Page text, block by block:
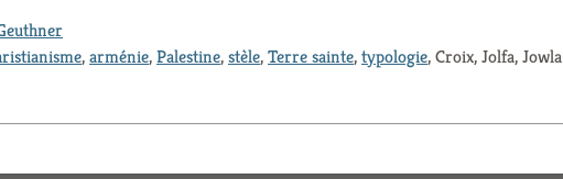
,arménie,Palestine,stèle,Terre sainte,typologie, Croix, Jolfa, Jowla